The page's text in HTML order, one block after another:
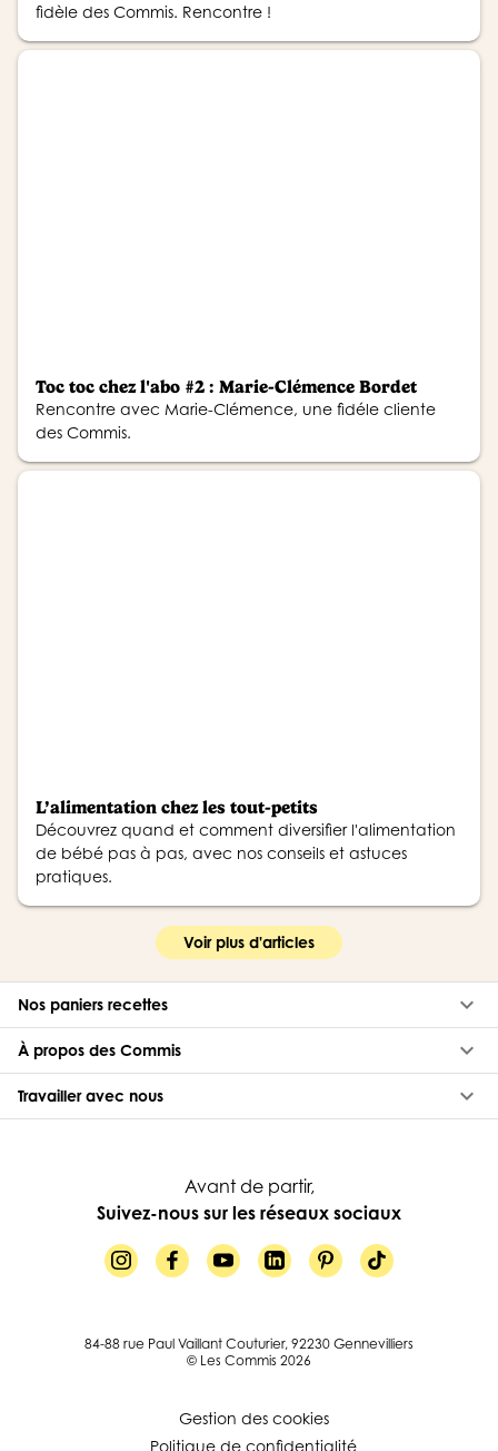
fidèle des Commis. Rencontre !
Toc toc chez l'abo #2 : Marie-Clémence Bordet
Rencontre avec Marie-Clémence, une fidéle cliente
des Commis.
L’alimentation chez les tout-petits
Découvrez quand et comment diversifier l'alimentation
de bébé pas à pas, avec nos conseils et astuces
pratiques.
Voir plus d'articles
Nos paniers recettes keyboard_arrow_down
À propos des Commis keyboard_arrow_down
Travailler avec nous keyboard_arrow_down
Avant de partir,
Suivez-nous sur les réseaux sociaux
84-88 rue Paul Vaillant Couturier, 92230 Gennevilliers
© Les Commis 2026
Gestion des cookies
Politique de confidentialité